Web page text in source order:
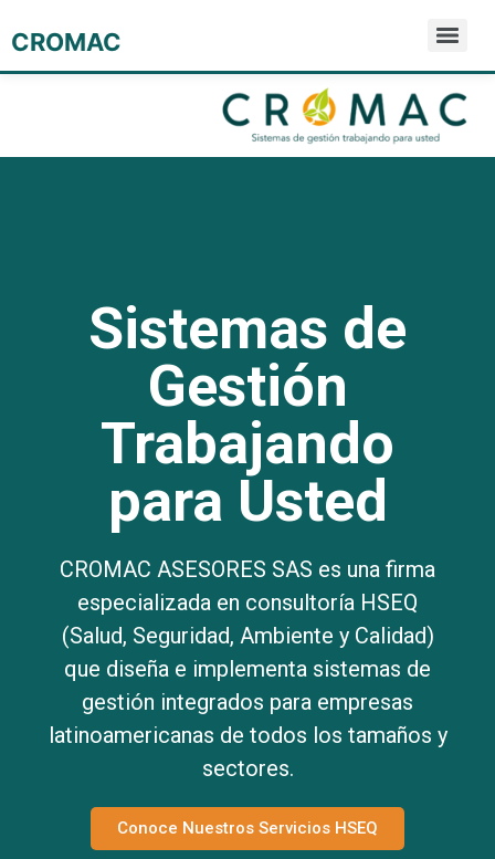
CROMAC
Sistemas de
Gestión
Trabajando
para Usted
CROMAC ASESORES SAS es una firma
especializada en consultoría HSEQ
(Salud, Seguridad, Ambiente y Calidad)
que diseña e implementa sistemas de
gestión integrados para empresas
latinoamericanas de todos los tamaños y
sectores.
Conoce Nuestros Servicios HSEQ